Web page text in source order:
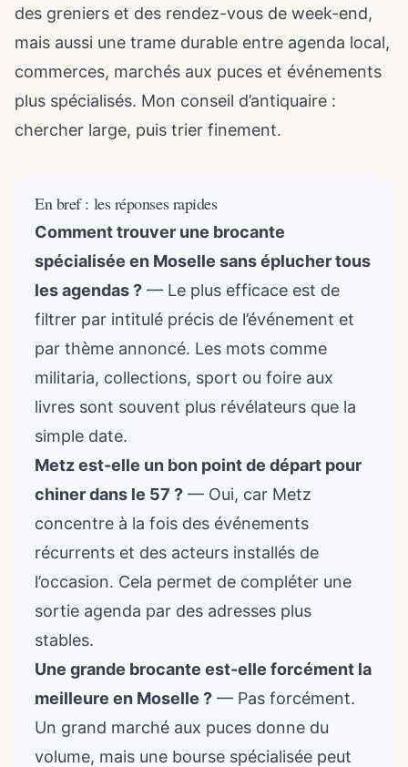
des greniers et des rendez-vous de week-end,
mais aussi une trame durable entre agenda local,
commerces, marchés aux puces et événements
plus spécialisés. Mon conseil d’antiquaire :
chercher large, puis trier finement.
En bref : les réponses rapides
Comment trouver une brocante
spécialisée en Moselle sans éplucher tous
les agendas ? — Le plus efficace est de
filtrer par intitulé précis de l’événement et
par thème annoncé. Les mots comme
militaria, collections, sport ou foire aux
livres sont souvent plus révélateurs que la
simple date.
Metz est-elle un bon point de départ pour
chiner dans le 57 ? — Oui, car Metz
concentre à la fois des événements
récurrents et des acteurs installés de
l’occasion. Cela permet de compléter une
sortie agenda par des adresses plus
stables.
Une grande brocante est-elle forcément la
meilleure en Moselle ? — Pas forcément.
Un grand marché aux puces donne du
volume, mais une bourse spécialisée peut